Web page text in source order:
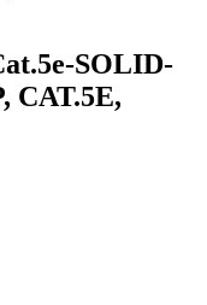
SOLID-
CAT.5E,